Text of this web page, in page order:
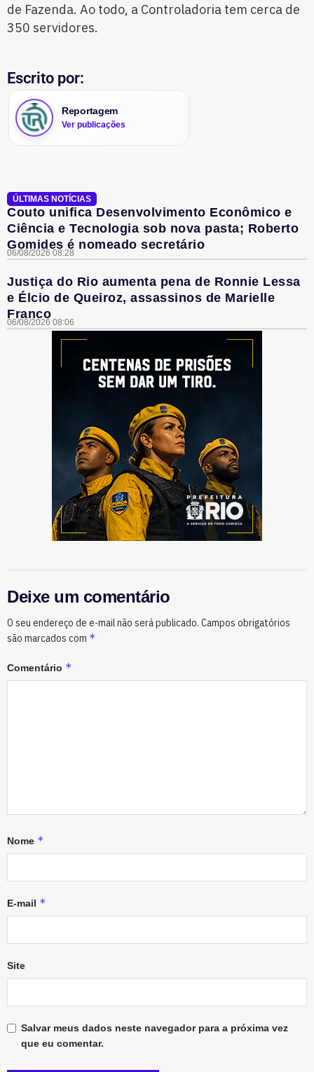
de Fazenda. Ao todo, a Controladoria tem cerca de
350 servidores.
Escrito por:
Reportagem
Ver publicações
ÚLTIMAS NOTÍCIAS
Couto unifica Desenvolvimento Econômico e
Ciência e Tecnologia sob nova pasta; Roberto
Gomides é nomeado secretário
06/08/2026 08:28
Justiça do Rio aumenta pena de Ronnie Lessa
e Élcio de Queiroz, assassinos de Marielle
Franco
06/08/2026 08:06
Deixe um comentário
O seu endereço de e-mail não será publicado. Campos obrigatórios
são marcados com *
Comentário *
Nome *
E-mail *
Site
Salvar meus dados neste navegador para a próxima vez
que eu comentar.